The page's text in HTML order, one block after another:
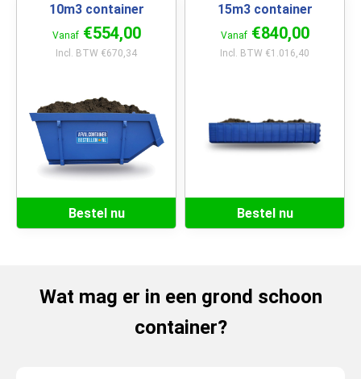
10m3 container
Vanaf €554,00
Incl. BTW €670,34
Bestel nu
15m3 container
Vanaf €840,00
Incl. BTW €1.016,40
Bestel nu
Wat mag er in een grond schoon
container?